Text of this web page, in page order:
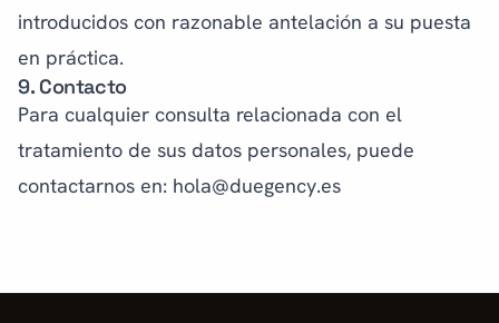
introducidos con razonable antelación a su puesta
en práctica.
9. Contacto
Para cualquier consulta relacionada con el
tratamiento de sus datos personales, puede
contactarnos en: hola@duegency.es